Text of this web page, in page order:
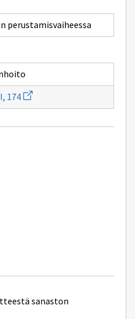
perustamisvaiheessa
174 Avaa
uuden
ikkunan
sanaston